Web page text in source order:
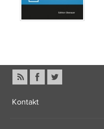
Kontakt